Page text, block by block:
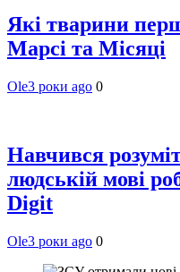
Які тварини
Марсі та Місяці
Ole3 роки ago 0
Навчився
людській мові
Digit
Ole3 роки ago 0